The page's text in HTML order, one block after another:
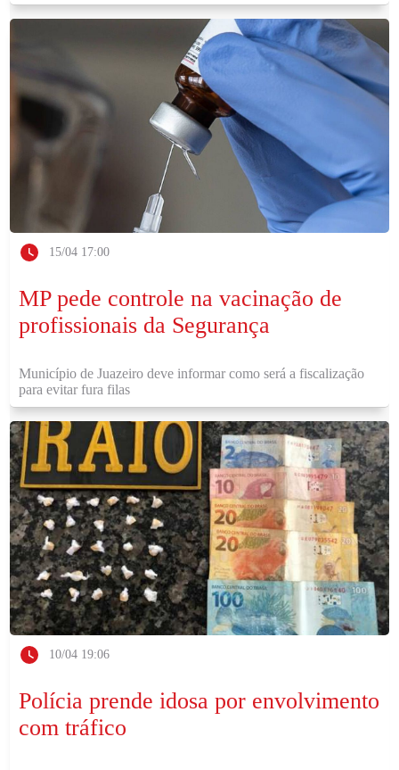
15/04 17:00
MP pede controle na vacinação de
profissionais da Segurança
Município de Juazeiro deve informar como será a fiscalização
para evitar fura filas
10/04 19:06
Polícia prende idosa por envolvimento
com tráfico